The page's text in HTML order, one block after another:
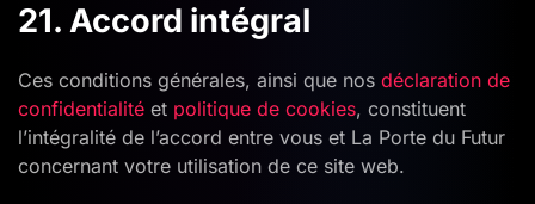
21. Accord intégral
Ces conditions générales, ainsi que nos déclaration de
confidentialité et politique de cookies, constituent
l’intégralité de l’accord entre vous et La Porte du Futur
concernant votre utilisation de ce site web.